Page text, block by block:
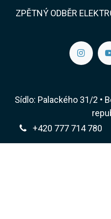
ZPĚTNÝ ODBĚR
Sídlo: Palackého 31/2 •
+420 777 714 780